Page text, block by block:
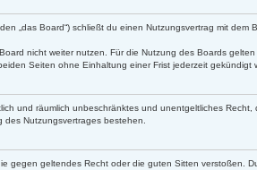
„das Board“) schließt du einen Nutzungsvertrag mit
nicht weiter nutzen. Für die Nutzung des Boards
Seiten ohne Einhaltung einer Frist jederzeit gekündigt
und räumlich unbeschränktes und unentgeltliches
Nutzungsvertrages bestehen.
gegen geltendes Recht oder die guten Sitten verstoßen.